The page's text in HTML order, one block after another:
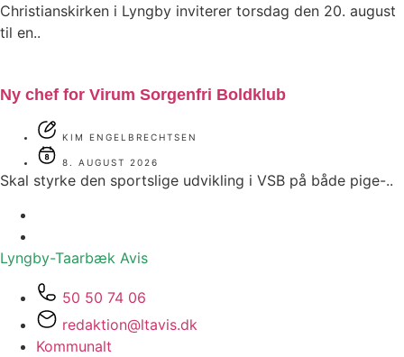
Christianskirken i Lyngby inviterer torsdag den 20. august
til en..
Ny chef for Virum Sorgenfri Boldklub
KIM ENGELBRECHTSEN
8. AUGUST 2026
Skal styrke den sportslige udvikling i VSB på både pige-..
Lyngby-Taarbæk Avis
50 50 74 06
redaktion@ltavis.dk
Kommunalt